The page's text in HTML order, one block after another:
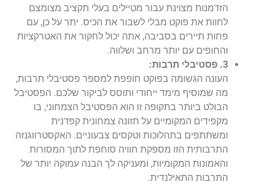
הזדמנות מצוינת עבור מטיילים בעלי תקציב מצומצם
לחוות את פוקט מבלי לשבור את הכיס. יתר על כן, עם
פחות תיירים בסביבה, אתה יכול לחקור את האטרקציות
והחופים עם יותר מרחב ושלווה.
3. פסטיבלי תרבות:
העונה הגשומה בפוקט חופפת למספר פסטיבלי תרבות,
מה שמוסיף מימד ייחודי ותוסס לביקור שלכם. הפסטיבל
הבולט ביותר בתקופה זו הוא הפסטיבל הצמחוני, בו
מקפידים המקומיים על תזונה צמחונית קפדנית
ומשתתפים בתהלוכות וטקסים צבעוניים. האקסטרווגנזה
התרבותית הזו מספקת חוויה סוחפת לתוך המסורות
והאמונות המקומיות, ומעניקה לך הבנה עמוקה יותר של
התרבות התאילנדית.